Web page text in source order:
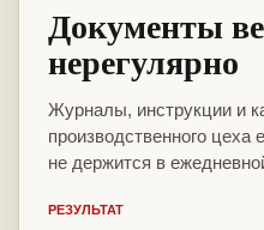
Документы
нерегулярно
Журналы, инструкции и
производственного цеха
не держится в
РЕЗУЛЬТАТ